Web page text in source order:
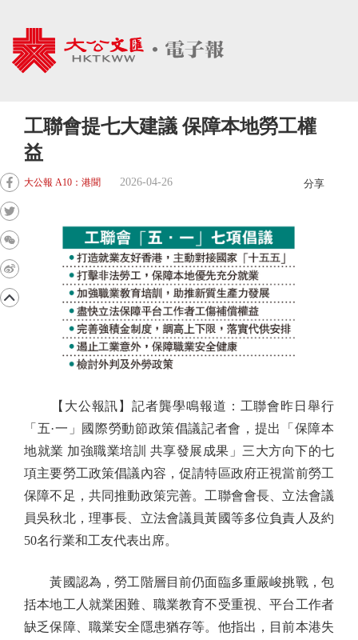
工聯會提七大建議 保障本地勞工權
益
大公報 A10：港聞 2026-04-26 分享
【大公報訊】記者龔學鳴報道：工聯會昨日舉行
「五·一」國際勞動節政策倡議記者會，提出「保障本
地就業 加強職業培訓 共享發展成果」三大方向下的七
項主要勞工政策倡議內容，促請特區政府正視當前勞工
保障不足，共同推動政策完善。工聯會會長、立法會議
員吳秋北，理事長、立法會議員黃國等多位負責人及約
50名行業和工友代表出席。
黃國認為，勞工階層目前仍面臨多重嚴峻挑戰，包
括本地工人就業困難、職業教育不受重視、平台工作者
缺乏保障、職業安全隱患猶存等。他指出，目前本港失